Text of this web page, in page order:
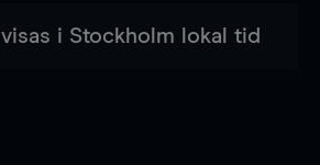
i Stockholm lokal tid